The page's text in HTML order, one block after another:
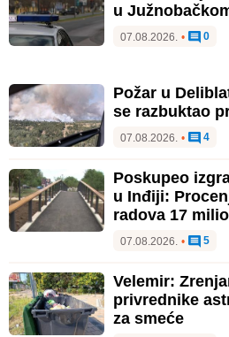
u
07.08.2026. • 0
Požar u
se razbuktao
07.08.2026. • 4
Poskupeo
u Inđiji:
radova 17
07.08.2026. • 5
Velemir:
privrednike
za smeće